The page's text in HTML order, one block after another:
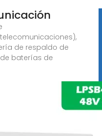
de respaldo de
baterías de